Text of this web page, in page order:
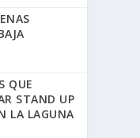
QUE
STAND UP
LA LAGUNA